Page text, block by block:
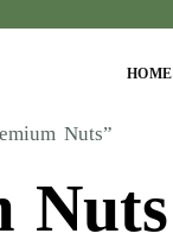
HOME
Nuts”
Nuts